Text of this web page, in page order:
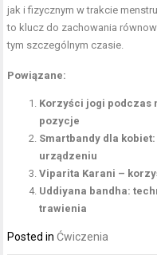
jak i fizycznym w trakcie
to klucz do zachowania
tym szczególnym czasie.
Powiązane:
Korzyści jogi podczas
pozycje
Smartbandy dla
urządzeniu
Viparita Karani –
Uddiyana bandha:
trawienia
Posted in Ćwiczenia